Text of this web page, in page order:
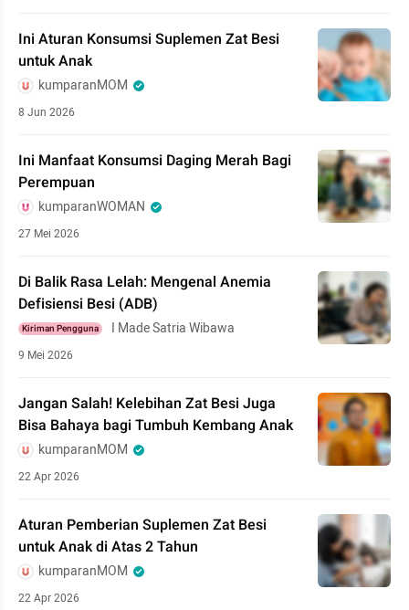
Ini Aturan Konsumsi Suplemen Zat Besi
untuk Anak
kumparanMOM
8 Jun 2026
Ini Manfaat Konsumsi Daging Merah Bagi
Perempuan
kumparanWOMAN
27 Mei 2026
Di Balik Rasa Lelah: Mengenal Anemia
Defisiensi Besi (ADB)
Kiriman Pengguna I Made Satria Wibawa
9 Mei 2026
Jangan Salah! Kelebihan Zat Besi Juga
Bisa Bahaya bagi Tumbuh Kembang Anak
kumparanMOM
22 Apr 2026
Aturan Pemberian Suplemen Zat Besi
untuk Anak di Atas 2 Tahun
kumparanMOM
22 Apr 2026